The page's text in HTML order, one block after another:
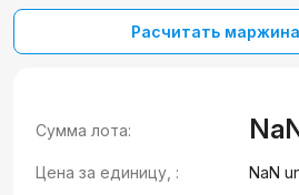
Расчитать
Сумма лота:
Цена за единицу, : NaN